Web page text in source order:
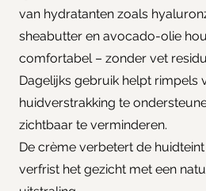
van hydratanten zoals
sheabutter en avocado-olie
comfortabel – zonder vet
Dagelijks gebruik helpt rimpels
huidverstrakking te
zichtbaar te verminderen.
De crème verbetert de
verfrist het gezicht met een